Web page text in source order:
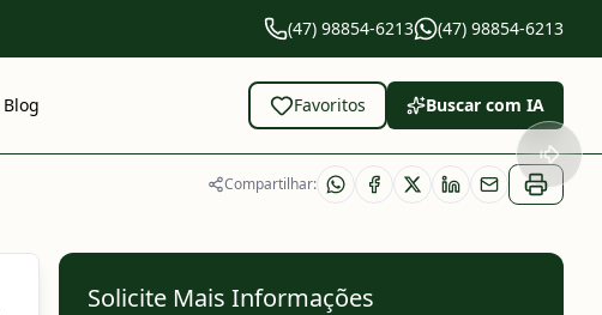
(47) 98854-6213 (47) 98854-6213
Blog Favoritos Buscar com IA
Compartilhar:
Solicite Mais Informações